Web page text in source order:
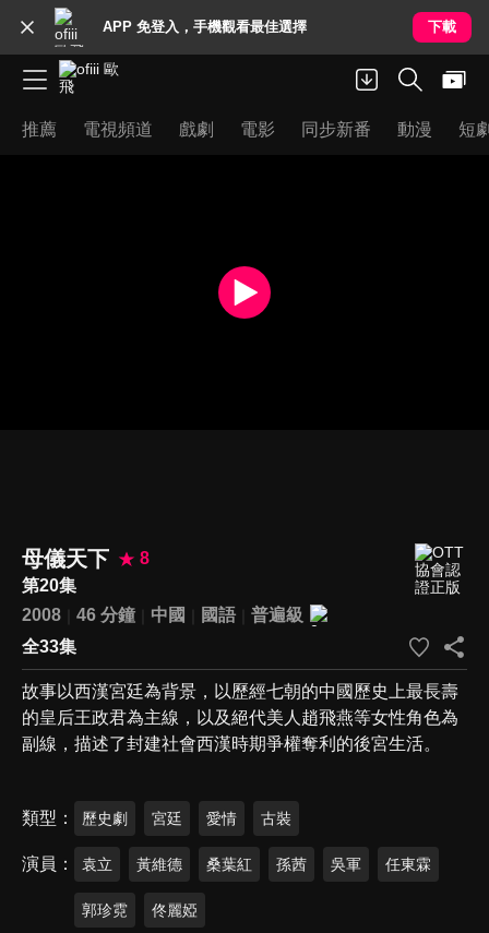
APP 免登入，手機觀看最佳選擇 下載
推薦 電視頻道 戲劇 電影 同步新番 動漫 短
母儀天下
8
第20集
2008
46 分鐘 中國 國語
普遍級
全33集
故事以西漢宮廷為背景，以歷經七朝的中國歷史上最長壽
的皇后王政君為主線，以及絕代美人趙飛燕等女性角色為
副線，描述了封建社會西漢時期爭權奪利的後宮生活。
類型 歷史劇 宮廷 愛情 古裝
演員 袁立 黃維德 桑葉紅 孫茜 吳軍 任東霖
郭珍霓 佟麗婭